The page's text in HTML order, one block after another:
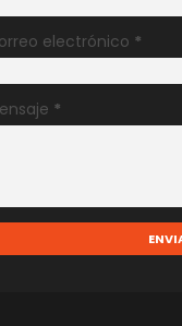
electrónico *
*